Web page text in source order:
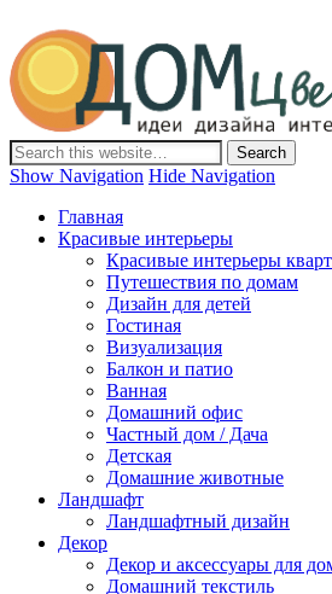
Дом-Цветник
Дизайн интерьера и ландшафта, декор
Идеи со всего мира.
Show Navigation Hide Navigation
Главная
Красивые интерьеры
Красивые интерьеры
Путешествия по домам
Дизайн для детей
Гостиная
Визуализация
Балкон и патио
Ванная
Домашний офис
Частный дом / Дача
Детская
Домашние животные
Ландшафт
Ландшафтный дизайн
Декор
Декор и аксессуары для
Домашний текстиль